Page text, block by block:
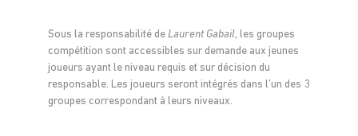
Sous la responsabilité de Laurent Gabail, les groupes
compétition sont accessibles sur demande aux jeunes
joueurs ayant le niveau requis et sur décision du
responsable. Les joueurs seront intégrés dans l’un des 3
groupes correspondant à leurs niveaux.